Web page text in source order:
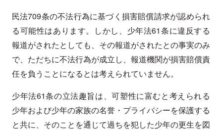
民法709条の不法行為に基づく損害賠償請求が認められ
る可能性はあります。しかし、少年法61条に違反する
報道がされたとしても、その報道がされたとの事実のみ
で、ただちに不法行為が成立し、報道機関が損害賠償責
任を負うことになるとは考えられていません。
少年法61条の立法趣旨は、可塑性に富むと考えられる
少年および少年の家族の名誉・プライバシーを保護する
と共に、そのことを通じて過ちを犯した少年の更生を図